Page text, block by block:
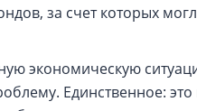
за счет которых
экономическую
Единственное: